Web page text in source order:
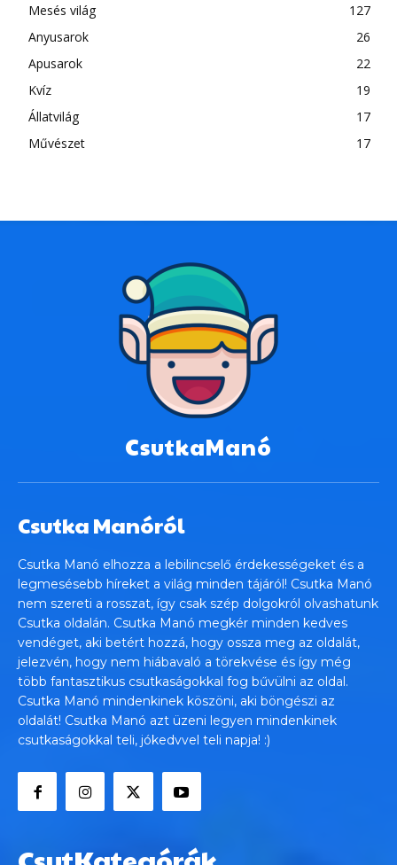
Mesés világ
127
Anyusarok
26
Apusarok
22
Kvíz
19
Állatvilág
17
Művészet
17
CsutkaManó
Csutka Manóról
Csutka Manó elhozza a lebilincselő érdekességeket és a
legmesésebb híreket a világ minden tájáról! Csutka Manó
nem szereti a rosszat, így csak szép dolgokról olvashatunk
Csutka oldalán. Csutka Manó megkér minden kedves
vendéget, aki betért hozzá, hogy ossza meg az oldalát,
jelezvén, hogy nem hiábavaló a törekvése és így még
több fantasztikus csutkaságokkal fog bűvülni az oldal.
Csutka Manó mindenkinek köszöni, aki böngészi az
oldalát! Csutka Manó azt üzeni legyen mindenkinek
csutkaságokkal teli, jókedvvel teli napja! :)